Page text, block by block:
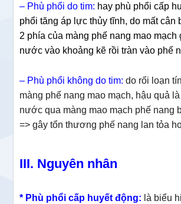
– Phù phổi do tim: hay phù phổi cấp
phổi tăng áp lực thủy tĩnh, do mất cân
2 phía của màng phế nang mao mạch
nước vào khoảng kẽ rồi tràn vào phế
– Phù phổi không do tim: do rối loạn
màng phế nang mao mạch, hậu quả
nước qua màng mao mạch phế nang
=> gây tổn thương phế nang lan tỏa
III. Nguyên nhân
* Phù phổi cấp huyết động: là biểu